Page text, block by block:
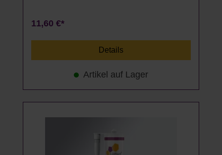
11,60 €*
Details
Artikel auf Lager